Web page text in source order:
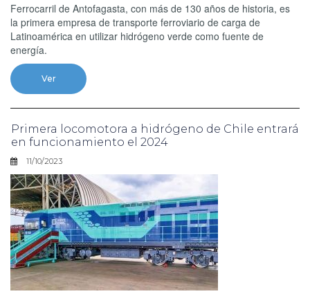
Ferrocarril de Antofagasta, con más de 130 años de historia, es
la primera empresa de transporte ferroviario de carga de
Latinoamérica en utilizar hidrógeno verde como fuente de
energía.
Ver
Primera locomotora a hidrógeno de Chile entrará
en funcionamiento el 2024
11/10/2023